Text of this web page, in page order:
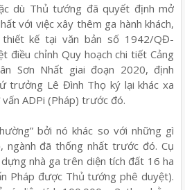
dù Thủ tướng đã quyết định mở
với việc xây thêm ga hành khách,
kế tại văn bản số 1942/QĐ-
điều chỉnh Quy hoạch chi tiết Cảng
Sơn Nhất giai đoạn 2020, định
trưởng Lê Đình Thọ ký lại khác xa
ADPi (Pháp) trước đó.
bởi nó khác so với những gì
ngành đã thống nhất trước đó. Cụ
nhà ga trên diện tích đất 16 ha
Pháp được Thủ tướng phê duyệt).